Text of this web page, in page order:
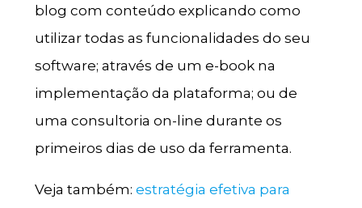
blog com conteúdo explicando como
utilizar todas as funcionalidades do seu
software; através de um e-book na
implementação da plataforma; ou de
uma consultoria on-line durante os
primeiros dias de uso da ferramenta.
Veja também: estratégia efetiva para